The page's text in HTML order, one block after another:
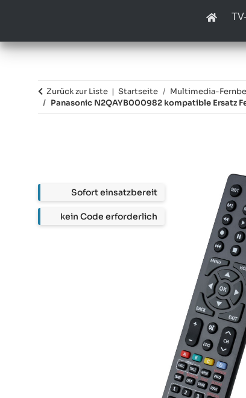
Zurück zur Liste Startseite Multimedia-
Panasonic N2QAYB000982 kompatible Ersatz